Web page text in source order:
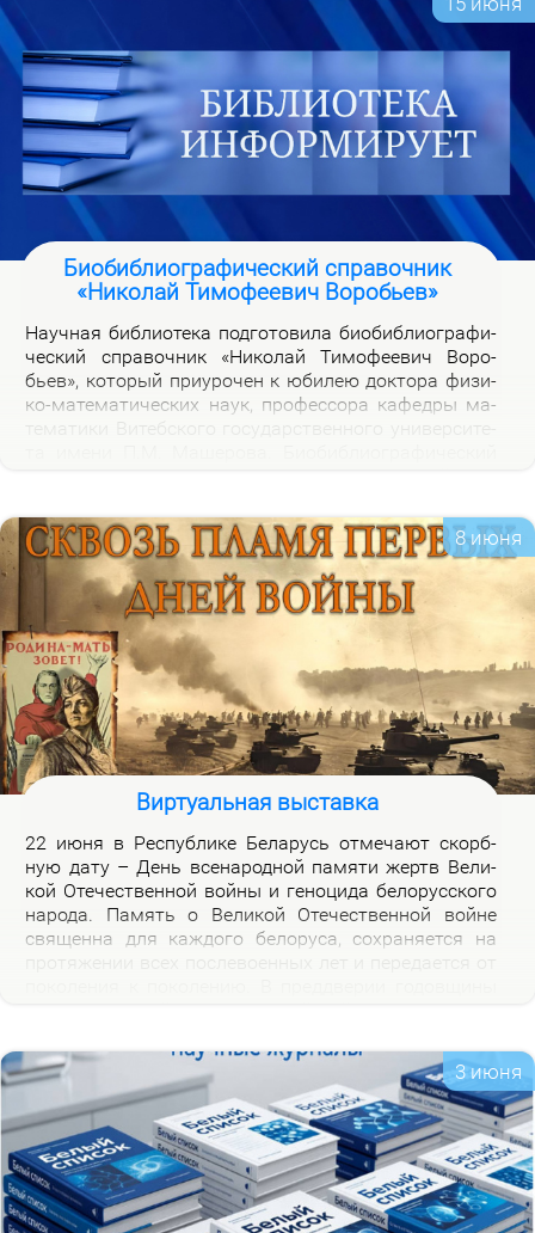
Биобиблиографический справочник
«Николай Тимофеевич Воробьев»
На­уч­ная биб­лио­те­ка под­го­то­ви­ла био­биб­лио­гра­фи­
че­ский спра­воч­ник «Ни­ко­лай Ти­мо­фе­е­вич Во­ро­
бьев», ко­то­рый при­уро­чен к юби­лею док­то­ра физи­
ко-ма­те­ма­ти­че­ских на­ук, про­фес­со­ра ка­фед­ры ма­
2026 го­дов и пуб­ли­ка­ций о нем и его ра­бо­тах. Спра­
воч­ник пред­на­зна­чен для на­уч­ных ра­бот­ни­ков, пре­
по­да­ва­те­лей, ас­пи­ран­тов, сту­ден­тов, всех тех, кто
ин­те­ре­су­ет­ся тео­ри­ей клас­сов ко­неч­ных групп и ме­
то­ди­кой пре­по­да­ва­ния ма­те­ма­ти­ки в шко­ле и ву­зе,
а так­же жиз­нью и де­я­тель­но­стью Ни­ко­лая Ти­мо­фе­
е­ви­ча Во­ро­бье­ва.
8 июня
Виртуальная выставка
22 июня в Рес­пуб­ли­ке Бе­ла­русь от­ме­ча­ют скорб­
ную да­ту – День все­на­род­ной па­мя­ти жертв Ве­ли­
кой Оте­че­ствен­ной вой­ны и ге­но­ци­да бе­ло­рус­ско­го
на­ро­да. Па­мять о Ве­ли­кой Оте­че­ствен­ной войне
свя­щен­на для каж­до­го бе­ло­ру­са, со­хра­ня­ет­ся на
пер­вых дней вой­ны», ко­то­рая по­свя­ща­ет­ся тра­ги­че­
ским и ге­ро­и­че­ским стра­ни­цам ис­то­рии борь­бы с
немец­ко-фа­шист­ски­ми за­хват­чи­ка­ми в на­чаль­ный
пе­ри­од вой­ны.
3 июня